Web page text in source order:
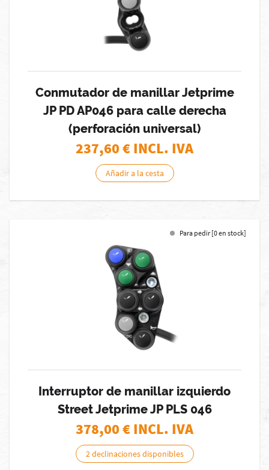
Conmutador de manillar Jetprime
JP PD AP046 para calle derecha
(perforación universal)
237,60€ INCL. IVA
Añadir a la cesta
Para pedir [0 en stock]
Interruptor de manillar izquierdo
Street Jetprime JP PLS 046
378,00€ INCL. IVA
2 declinaciones disponibles